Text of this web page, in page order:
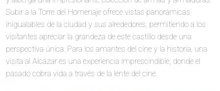
Subir a la Torre del Homenaje ofrece vistas panorámicas
inigualables de la ciudad y sus alrededores, permitiendo a los
visitantes apreciar la grandeza de este castillo desde una
perspectiva única. Para los amantes del cine y la historia, una
visita al Alcázar es una experiencia imprescindible, donde el
pasado cobra vida a través de la lente del cine.